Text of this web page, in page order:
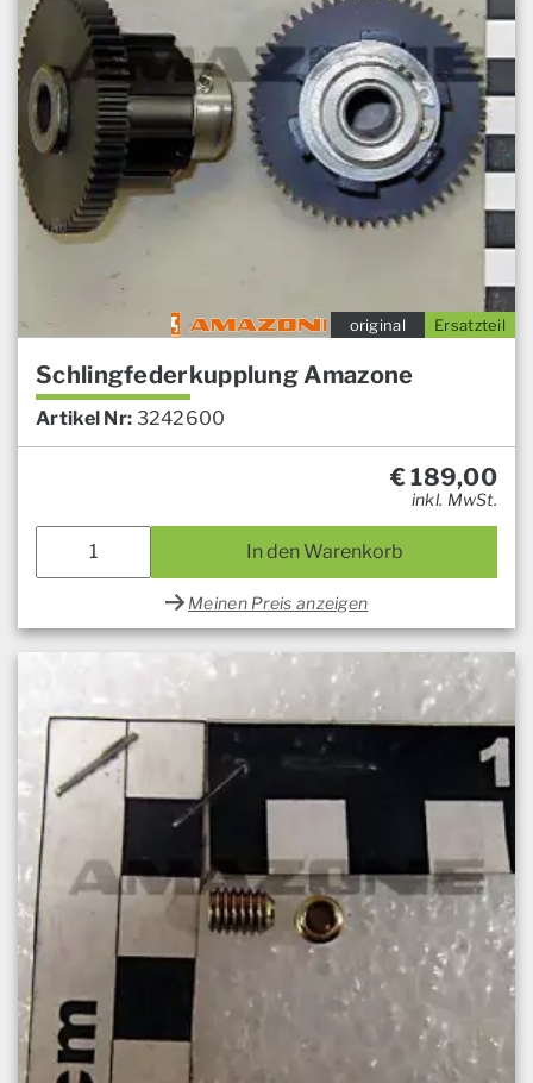
Ersatzteil
original
Schlingfederkupplung Amazone
Artikel Nr: 3242600
€189,00
inkl. MwSt.
In den Warenkorb
Meinen Preis anzeigen